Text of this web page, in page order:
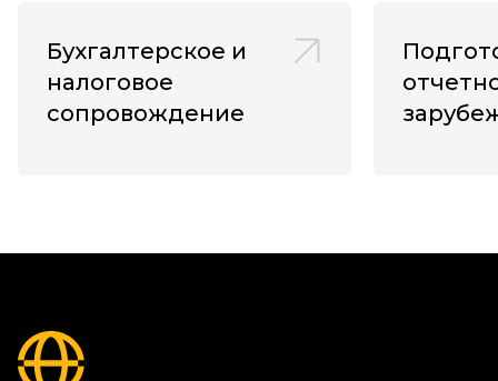
Бухгалтерское и
налоговое
сопровождение